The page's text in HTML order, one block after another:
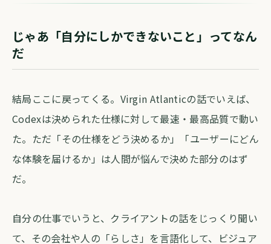
じゃあ「自分にしかできないこと」ってなん
だ
結局ここに戻ってくる。Virgin Atlanticの話でいえば、
Codexは決められた仕様に対して最速・最高品質で動い
た。ただ「その仕様をどう決めるか」「ユーザーにどん
な体験を届けるか」は人間が悩んで決めた部分のはず
だ。
自分の仕事でいうと、クライアントの話をじっくり聞い
て、その会社や人の「らしさ」を言語化して、ビジュア